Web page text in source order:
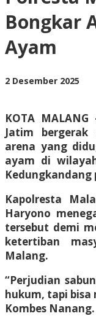
Bongkar
Ayam
2 Desember 2025
KOTA
Jatim
arena yang
ayam di
Kedungkandang
Kapolresta
Haryono
tersebut demi
ketertiban
Malang.
“Perjudian
hukum, tapi bisa
Kombes Nanang.